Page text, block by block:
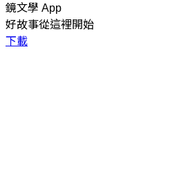
鏡文學 App
好故事從這裡開始
下載